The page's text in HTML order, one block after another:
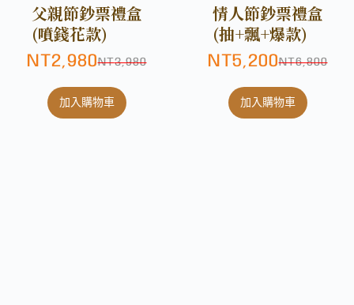
父親節鈔票禮盒
(噴錢花款)
NT3,980
NT2,980
加入購物車
情人節鈔票禮盒
(抽+飄+爆款)
NT6,800
NT5,200
加入購物車